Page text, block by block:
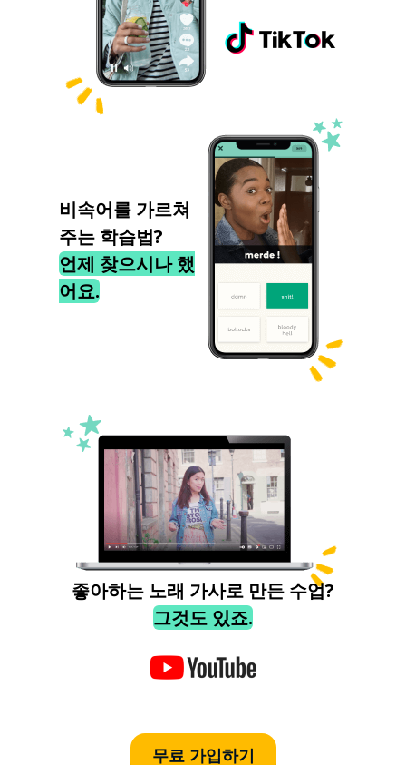
비속어를 가르쳐
주는 학습법?
언제 찾으시나 했
어요.
좋아하는 노래 가사로 만든 수업?
그것도 있죠.
무료 가입하기